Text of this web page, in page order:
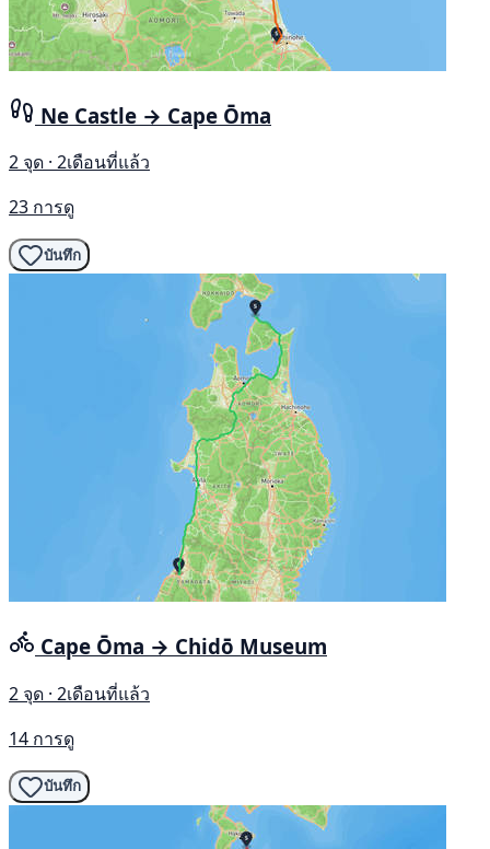
Ne Castle → Cape Ōma
2 จุด · 2เดือนที่แล้ว
23 การดู
บันทึก
Cape Ōma → Chidō Museum
2 จุด · 2เดือนที่แล้ว
14 การดู
บันทึก